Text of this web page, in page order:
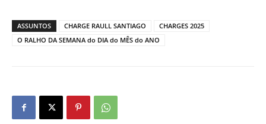
ASSUNTOS CHARGE RAULL SANTIAGO
CHARGES 2025
O RALHO DA SEMANA do DIA do MÊS do ANO